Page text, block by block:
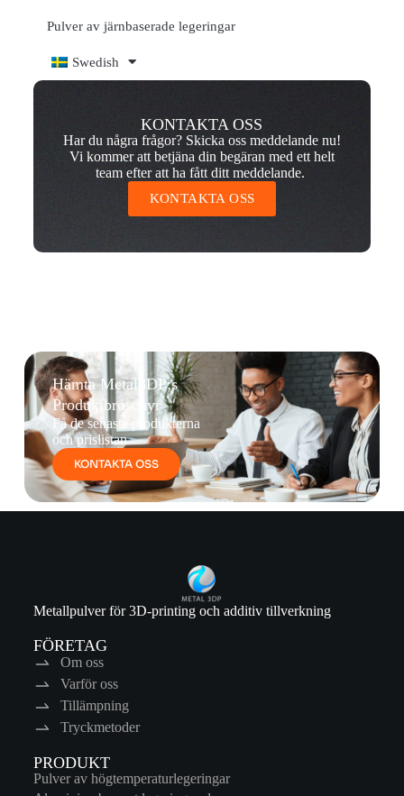
Pulver av järnbaserade legeringar
Swedish
KONTAKTA OSS
Har du några frågor? Skicka oss meddelande nu!
Vi kommer att betjäna din begäran med ett helt
team efter att ha fått ditt meddelande.
KONTAKTA OSS
Hämta Metal3DP:s
Produktbroschyr
Få de senaste produkterna
och prislistan
KONTAKTA OSS
Metallpulver för 3D-printing och additiv tillverkning
FÖRETAG
Om oss
Varför oss
Tillämpning
Tryckmetoder
PRODUKT
Pulver av högtemperaturlegeringar